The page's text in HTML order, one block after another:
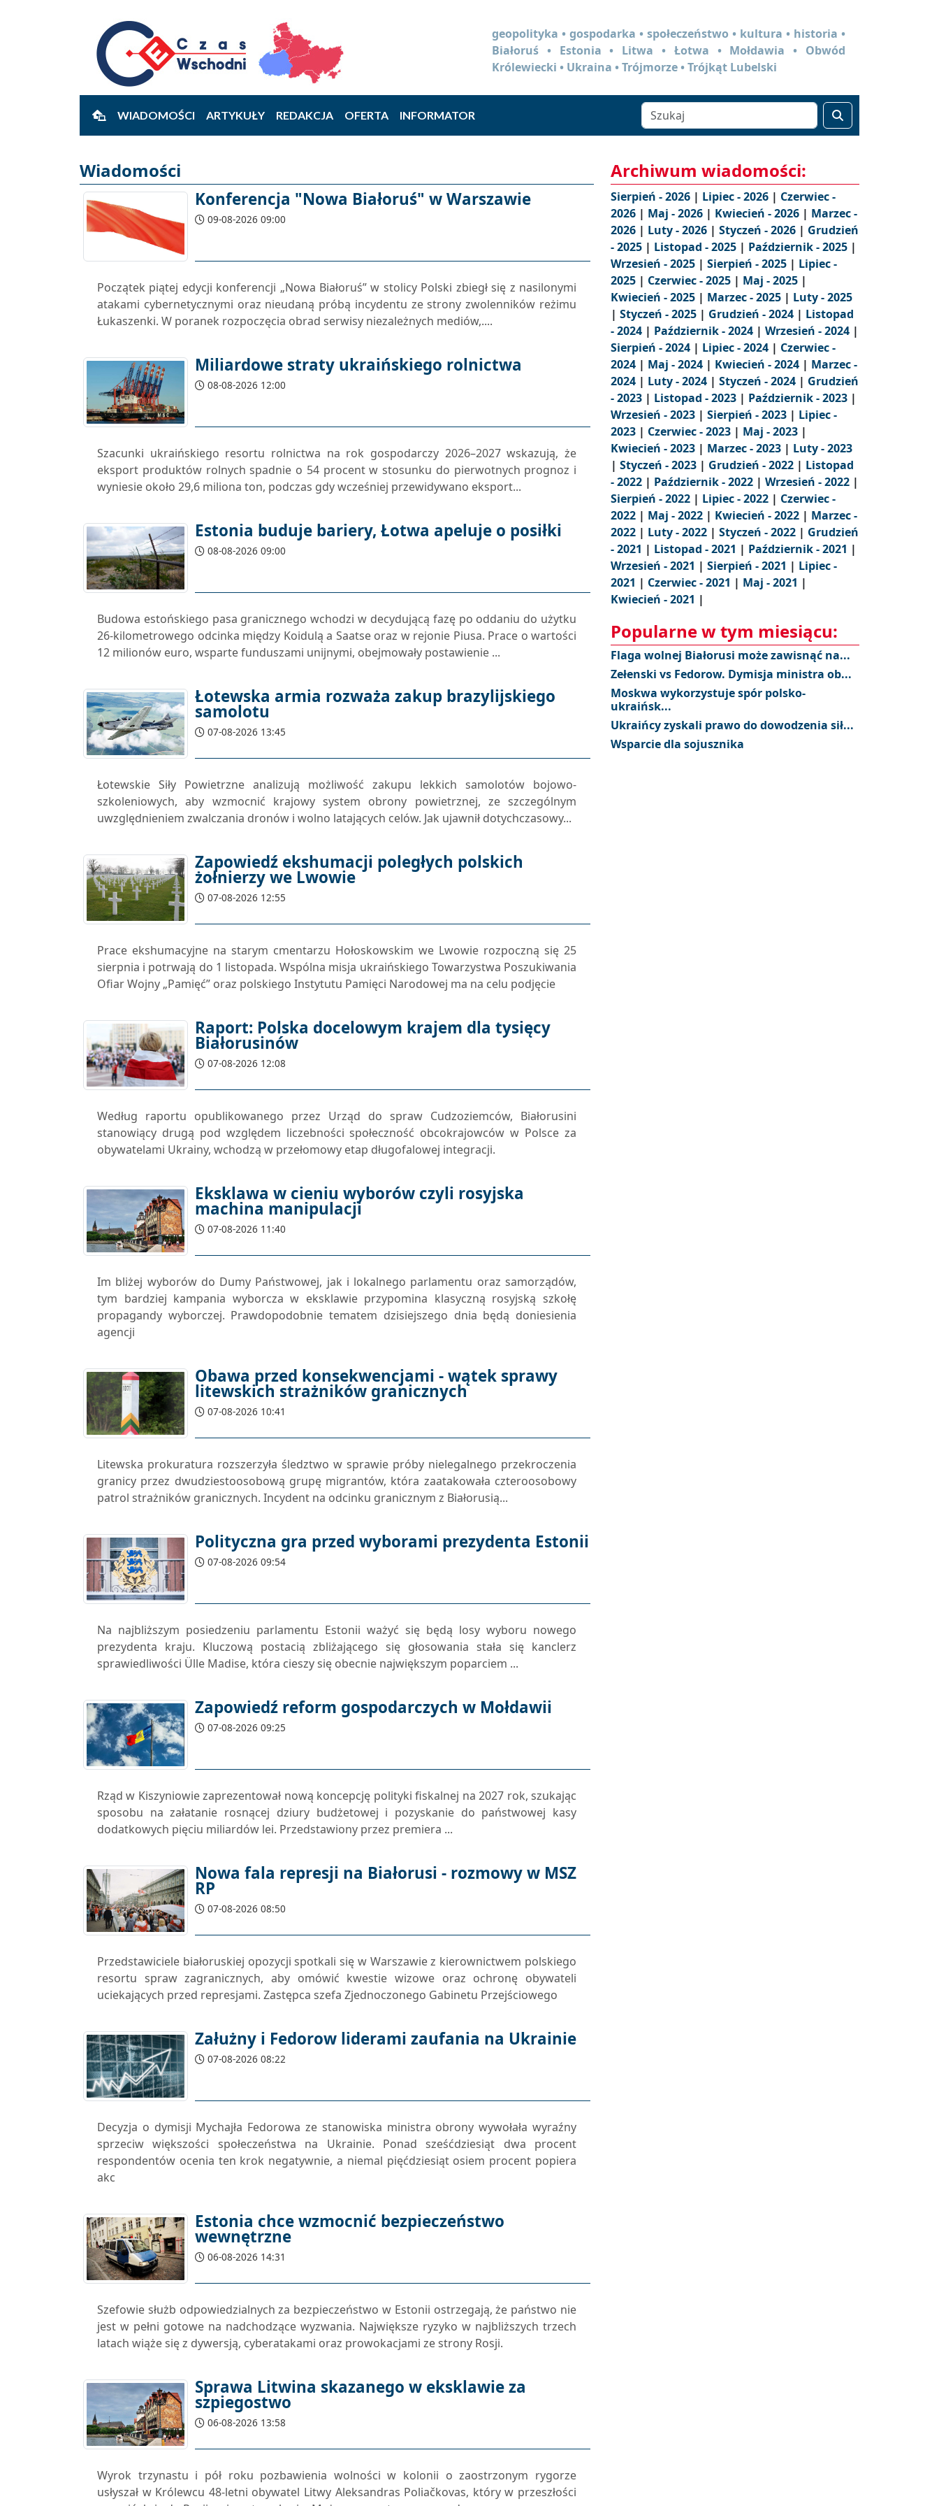
geopolityka • gospodarka • społeczeństwo • kultura • historia •
Białoruś • Estonia • Litwa • Łotwa • Mołdawia • Obwód
Królewiecki • Ukraina • Trójmorze • Trójkąt Lubelski
WIADOMOŚCI ARTYKUŁY REDAKCJA OFERTA INFORMATOR
Wiadomości
Konferencja "Nowa Białoruś" w Warszawie
09-08-2026 09:00
Początek piątej edycji konferencji „Nowa Białoruś” w stolicy Polski zbiegł się z nasilonymi
atakami cybernetycznymi oraz nieudaną próbą incydentu ze strony zwolenników reżimu
Łukaszenki. W poranek rozpoczęcia obrad serwisy niezależnych mediów,....
Miliardowe straty ukraińskiego rolnictwa
08-08-2026 12:00
Szacunki ukraińskiego resortu rolnictwa na rok gospodarczy 2026–2027 wskazują, że
eksport produktów rolnych spadnie o 54 procent w stosunku do pierwotnych prognoz i
wyniesie około 29,6 miliona ton, podczas gdy wcześniej przewidywano eksport...
Estonia buduje bariery, Łotwa apeluje o posiłki
08-08-2026 09:00
Budowa estońskiego pasa granicznego wchodzi w decydującą fazę po oddaniu do użytku
26-kilometrowego odcinka między Koidulą a Saatse oraz w rejonie Piusa. Prace o wartości
12 milionów euro, wsparte funduszami unijnymi, obejmowały postawienie ...
Łotewska armia rozważa zakup brazylijskiego
samolotu
07-08-2026 13:45
Łotewskie Siły Powietrzne analizują możliwość zakupu lekkich samolotów bojowo-
szkoleniowych, aby wzmocnić krajowy system obrony powietrznej, ze szczególnym
uwzględnieniem zwalczania dronów i wolno latających celów. Jak ujawnił dotychczasowy...
Zapowiedź ekshumacji poległych polskich
żołnierzy we Lwowie
07-08-2026 12:55
Prace ekshumacyjne na starym cmentarzu Hołoskowskim we Lwowie rozpoczną się 25
sierpnia i potrwają do 1 listopada. Wspólna misja ukraińskiego Towarzystwa Poszukiwania
Ofiar Wojny „Pamięć” oraz polskiego Instytutu Pamięci Narodowej ma na celu podjęcie
Raport: Polska docelowym krajem dla tysięcy
Białorusinów
07-08-2026 12:08
Według raportu opublikowanego przez Urząd do spraw Cudzoziemców, Białorusini
stanowiący drugą pod względem liczebności społeczność obcokrajowców w Polsce za
obywatelami Ukrainy, wchodzą w przełomowy etap długofalowej integracji.
Eksklawa w cieniu wyborów czyli rosyjska
machina manipulacji
07-08-2026 11:40
Im bliżej wyborów do Dumy Państwowej, jak i lokalnego parlamentu oraz samorządów,
tym bardziej kampania wyborcza w eksklawie przypomina klasyczną rosyjską szkołę
propagandy wyborczej. Prawdopodobnie tematem dzisiejszego dnia będą doniesienia
agencji
Obawa przed konsekwencjami - wątek sprawy
litewskich strażników granicznych
07-08-2026 10:41
Litewska prokuratura rozszerzyła śledztwo w sprawie próby nielegalnego przekroczenia
granicy przez dwudziestoosobową grupę migrantów, która zaatakowała czteroosobowy
patrol strażników granicznych. Incydent na odcinku granicznym z Białorusią...
Polityczna gra przed wyborami prezydenta Estonii
07-08-2026 09:54
Na najbliższym posiedzeniu parlamentu Estonii ważyć się będą losy wyboru nowego
prezydenta kraju. Kluczową postacią zbliżającego się głosowania stała się kanclerz
sprawiedliwości Ülle Madise, która cieszy się obecnie największym poparciem ...
Zapowiedź reform gospodarczych w Mołdawii
07-08-2026 09:25
Rząd w Kiszyniowie zaprezentował nową koncepcję polityki fiskalnej na 2027 rok, szukając
sposobu na załatanie rosnącej dziury budżetowej i pozyskanie do państwowej kasy
dodatkowych pięciu miliardów lei. Przedstawiony przez premiera ...
Nowa fala represji na Białorusi - rozmowy w MSZ
RP
07-08-2026 08:50
Przedstawiciele białoruskiej opozycji spotkali się w Warszawie z kierownictwem polskiego
resortu spraw zagranicznych, aby omówić kwestie wizowe oraz ochronę obywateli
uciekających przed represjami. Zastępca szefa Zjednoczonego Gabinetu Przejściowego
Załużny i Fedorow liderami zaufania na Ukrainie
07-08-2026 08:22
Decyzja o dymisji Mychajła Fedorowa ze stanowiska ministra obrony wywołała wyraźny
sprzeciw większości społeczeństwa na Ukrainie. Ponad sześćdziesiąt dwa procent
respondentów ocenia ten krok negatywnie, a niemal pięćdziesiąt osiem procent popiera
akc
Estonia chce wzmocnić bezpieczeństwo
wewnętrzne
06-08-2026 14:31
Szefowie służb odpowiedzialnych za bezpieczeństwo w Estonii ostrzegają, że państwo nie
jest w pełni gotowe na nadchodzące wyzwania. Największe ryzyko w najbliższych trzech
latach wiąże się z dywersją, cyberatakami oraz prowokacjami ze strony Rosji.
Sprawa Litwina skazanego w eksklawie za
szpiegostwo
06-08-2026 13:58
Wyrok trzynastu i pół roku pozbawienia wolności w kolonii o zaostrzonym rygorze
usłyszał w Królewcu 48-letni obywatel Litwy Aleksandras Poliačkovas, który w przeszłości
Archiwum wiadomości:
Sierpień - 2026 | Lipiec - 2026 | Czerwiec -
2026 | Maj - 2026 | Kwiecień - 2026 | Marzec -
2026 | Luty - 2026 | Styczeń - 2026 | Grudzień
- 2025 | Listopad - 2025 | Październik - 2025 |
Wrzesień - 2025 | Sierpień - 2025 | Lipiec -
2025 | Czerwiec - 2025 | Maj - 2025 |
Kwiecień - 2025 | Marzec - 2025 | Luty - 2025
| Styczeń - 2025 | Grudzień - 2024 | Listopad
- 2024 | Październik - 2024 | Wrzesień - 2024 |
Sierpień - 2024 | Lipiec - 2024 | Czerwiec -
2024 | Maj - 2024 | Kwiecień - 2024 | Marzec -
2024 | Luty - 2024 | Styczeń - 2024 | Grudzień
- 2023 | Listopad - 2023 | Październik - 2023 |
Wrzesień - 2023 | Sierpień - 2023 | Lipiec -
2023 | Czerwiec - 2023 | Maj - 2023 |
Kwiecień - 2023 | Marzec - 2023 | Luty - 2023
| Styczeń - 2023 | Grudzień - 2022 | Listopad
- 2022 | Październik - 2022 | Wrzesień - 2022 |
Sierpień - 2022 | Lipiec - 2022 | Czerwiec -
2022 | Maj - 2022 | Kwiecień - 2022 | Marzec -
2022 | Luty - 2022 | Styczeń - 2022 | Grudzień
- 2021 | Listopad - 2021 | Październik - 2021 |
Wrzesień - 2021 | Sierpień - 2021 | Lipiec -
2021 | Czerwiec - 2021 | Maj - 2021 |
Kwiecień - 2021 |
Popularne w tym miesiącu:
Flaga wolnej Białorusi może zawisnąć na...
Zełenski vs Fedorow. Dymisja ministra ob...
Moskwa wykorzystuje spór polsko-
ukraińsk...
Ukraińcy zyskali prawo do dowodzenia sił...
Wsparcie dla sojusznika